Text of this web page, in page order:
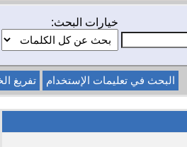
خيارات البحث: